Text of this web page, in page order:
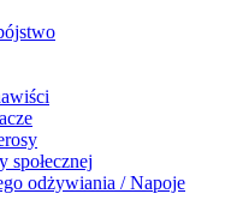
społecznej
odżywiania / Napoje